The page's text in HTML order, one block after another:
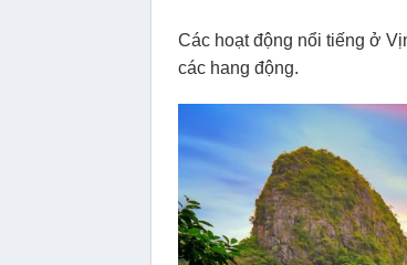
Các hoạt động nổi tiếng ở
các hang động.